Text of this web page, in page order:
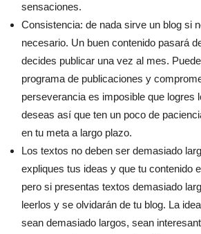
sensaciones.
Consistencia: de nada sirve un blog si
necesario. Un buen contenido pasará
decides publicar una vez al mes.
programa de publicaciones y
perseverancia es imposible que logres
deseas así que ten un poco de
en tu meta a largo plazo.
Los textos no deben ser demasiado
expliques tus ideas y que tu contenido
pero si presentas textos demasiado
leerlos y se olvidarán de tu blog. La
sean demasiado largos, sean